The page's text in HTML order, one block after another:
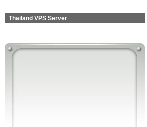
Thailand VPS Server